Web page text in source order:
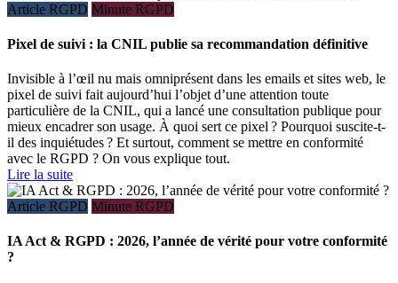
Article RGPD Minute RGPD
Pixel de suivi : la CNIL publie sa recommandation définitive
Invisible à l’œil nu mais omniprésent dans les emails et sites web, le
pixel de suivi fait aujourd’hui l’objet d’une attention toute
particulière de la CNIL, qui a lancé une consultation publique pour
mieux encadrer son usage. À quoi sert ce pixel ? Pourquoi suscite-t-
il des inquiétudes ? Et surtout, comment se mettre en conformité
avec le RGPD ? On vous explique tout.
Lire la suite
Article RGPD Minute RGPD
IA Act & RGPD : 2026, l’année de vérité pour votre conformité
?